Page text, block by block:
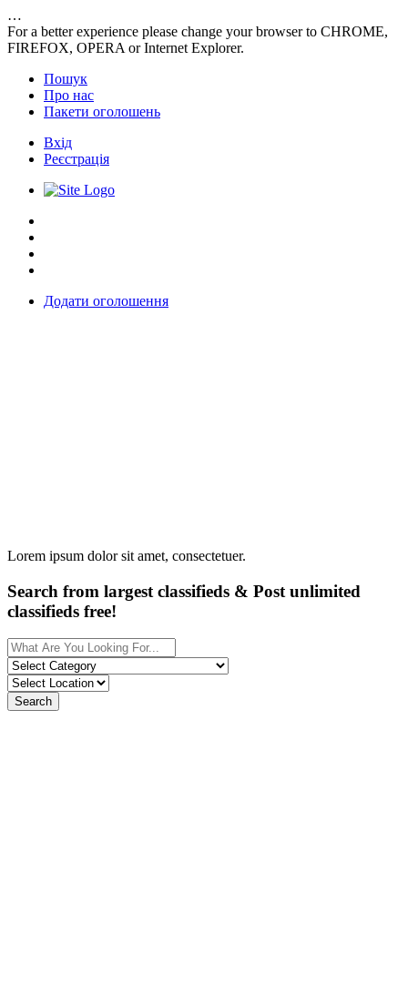
…
For a better experience please change your browser to CHROME,
FIREFOX, OPERA or Internet Explorer.
Пошук
Про нас
Пакети оголошень
Вхід
Реєстрація
Додати оголошення
Lorem ipsum dolor sit amet, consectetuer.
Search from largest classifieds & Post unlimited
classifieds free!
Search